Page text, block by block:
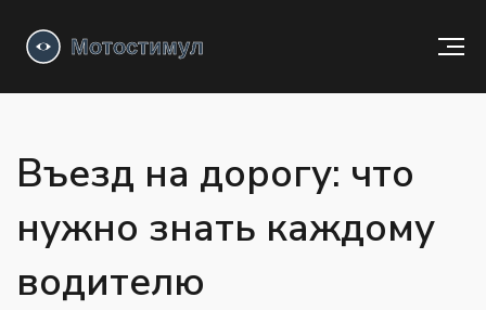
Въезд на дорогу: что
нужно знать каждому
водителю